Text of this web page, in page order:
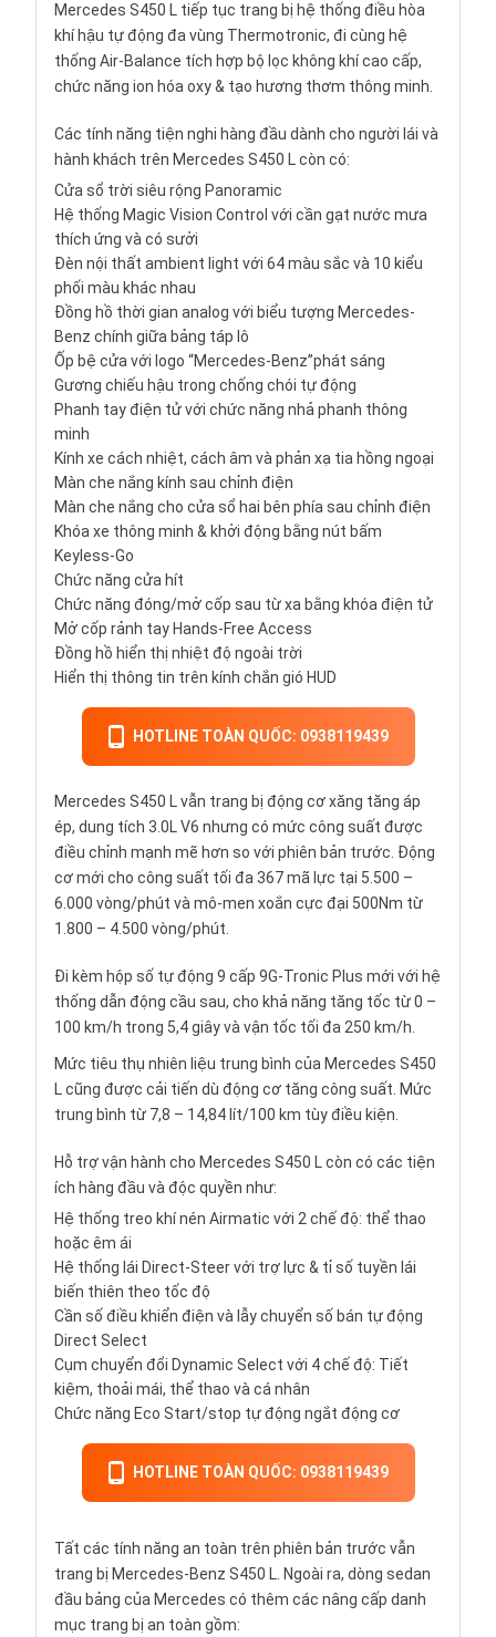
Mercedes S450 L tiếp tục trang bị hệ thống điều hòa
khí hậu tự động đa vùng Thermotronic, đi cùng hệ
thống Air-Balance tích hợp bộ lọc không khí cao cấp,
chức năng ion hóa oxy & tạo hương thơm thông minh.
Các tính năng tiện nghi hàng đầu dành cho người lái và
hành khách trên Mercedes S450 L còn có:
Cửa sổ trời siêu rộng Panoramic
Hệ thống Magic Vision Control với cần gạt nước mưa
thích ứng và có sưởi
Đèn nội thất ambient light với 64 màu sắc và 10 kiểu
phối màu khác nhau
Đồng hồ thời gian analog với biểu tượng Mercedes-
Benz chính giữa bảng táp lô
Ốp bệ cửa với logo “Mercedes-Benz”phát sáng
Gương chiếu hậu trong chống chói tự động
Phanh tay điện tử với chức năng nhả phanh thông
minh
Kính xe cách nhiệt, cách âm và phản xạ tia hồng ngoại
Màn che nắng kính sau chỉnh điện
Màn che nắng cho cửa sổ hai bên phía sau chỉnh điện
Khóa xe thông minh & khởi động bằng nút bấm
Keyless-Go
Chức năng cửa hít
Chức năng đóng/mở cốp sau từ xa bằng khóa điện tử
Mở cốp rảnh tay Hands-Free Access
Đồng hồ hiển thị nhiệt độ ngoài trời
Hiển thị thông tin trên kính chắn gió HUD
HOTLINE TOÀN QUỐC: 0938119439
Mercedes S450 L vẫn trang bị động cơ xăng tăng áp
ép, dung tích 3.0L V6 nhưng có mức công suất được
điều chỉnh mạnh mẽ hơn so với phiên bản trước. Động
cơ mới cho công suất tối đa 367 mã lực tại 5.500 –
6.000 vòng/phút và mô-men xoắn cực đại 500Nm từ
1.800 – 4.500 vòng/phút.
Đi kèm hộp số tự động 9 cấp 9G-Tronic Plus mới với hệ
thống dẫn động cầu sau, cho khả năng tăng tốc từ 0 –
100 km/h trong 5,4 giây và vận tốc tối đa 250 km/h.
Mức tiêu thụ nhiên liệu trung bình của Mercedes S450
L cũng được cải tiến dù động cơ tăng công suất. Mức
trung bình từ 7,8 – 14,84 lít/100 km tùy điều kiện.
Hỗ trợ vận hành cho Mercedes S450 L còn có các tiện
ích hàng đầu và độc quyền như:
Hệ thống treo khí nén Airmatic với 2 chế độ: thể thao
hoặc êm ái
Hệ thống lái Direct-Steer với trợ lực & tỉ số tuyền lái
biến thiên theo tốc độ
Cần số điều khiển điện và lẫy chuyển số bán tự động
Direct Select
Cụm chuyển đổi Dynamic Select với 4 chế độ: Tiết
kiệm, thoải mái, thể thao và cá nhân
Chức năng Eco Start/stop tự động ngắt động cơ
HOTLINE TOÀN QUỐC: 0938119439
Tất các tính năng an toàn trên phiên bản trước vẫn
trang bị Mercedes-Benz S450 L. Ngoài ra, dòng sedan
đầu bảng của Mercedes có thêm các nâng cấp danh
mục trang bị an toàn gồm: